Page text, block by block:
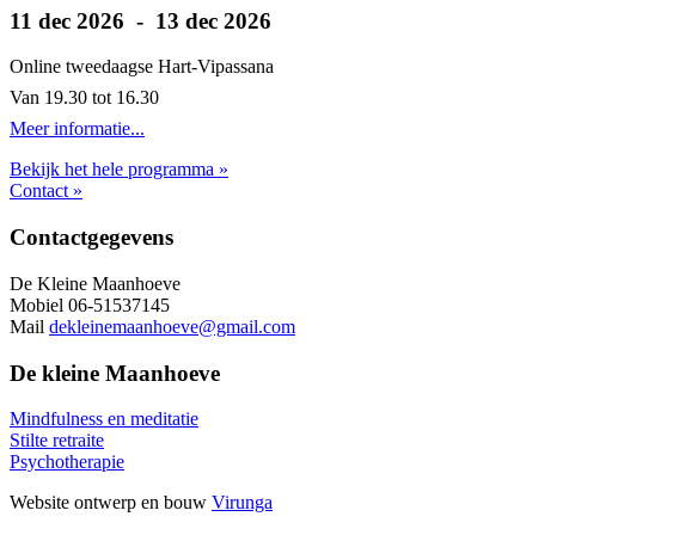
11 dec 2026 - 13 dec 2026
Online tweedaagse Hart-Vipassana
Van 19.30 tot 16.30
Meer informatie...
Bekijk het hele programma »
Contact »
Footer
Contactgegevens
De Kleine Maanhoeve
Mobiel 06-51537145
Mail dekleinemaanhoeve@gmail.com
De kleine Maanhoeve
Mindfulness en meditatie
Stilte retraite
Psychotherapie
Website ontwerp en bouw Virunga